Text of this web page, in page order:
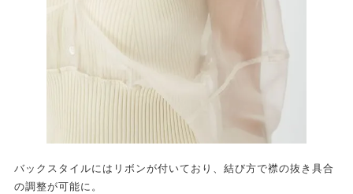
バックスタイルにはリボンが付いており、結び方で襟の抜き具合
の調整が可能に。